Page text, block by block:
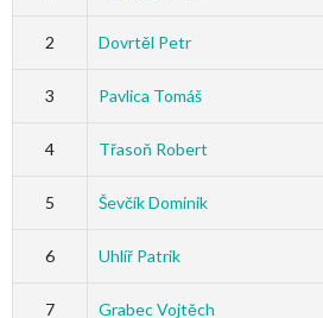
2 Dovrtěl Petr
3 Pavlica Tomáš
4 Třasoň Robert
5 Ševčík Dominik
6 Uhlíř Patrik
7 Grabec Vojtěch